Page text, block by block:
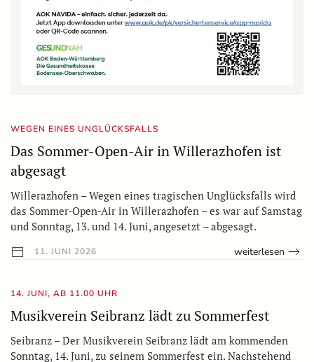
WEGEN EINES UNGLÜCKSFALLS
Das Sommer-Open-Air in Willerazhofen ist
abgesagt
Willerazhofen – Wegen eines tragischen Unglücksfalls wird
das Sommer-Open-Air in Willerazhofen – es war auf Samstag
und Sonntag, 13. und 14. Juni, angesetzt – abgesagt.
11. JUNI 2026 weiterlesen
14. JUNI, AB 11.00 UHR
Musikverein Seibranz lädt zu Sommerfest
Seibranz – Der Musikverein Seibranz lädt am kommenden
Sonntag, 14. Juni, zu seinem Sommerfest ein. Nachstehend